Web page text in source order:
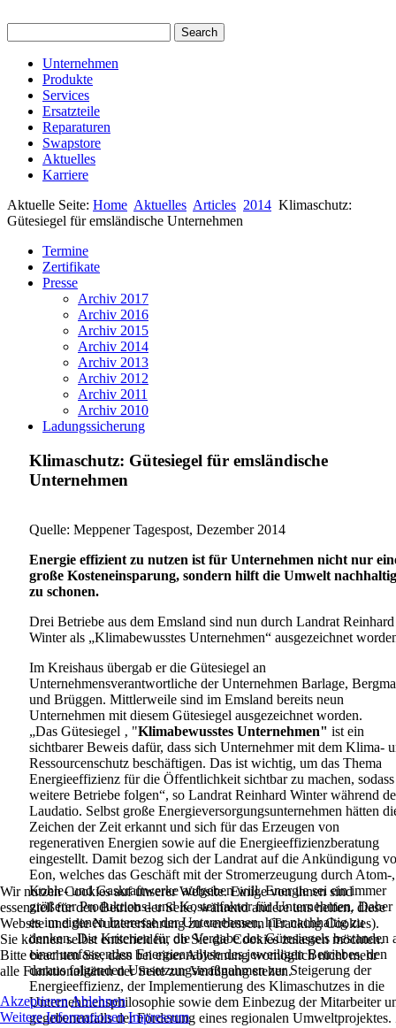
Unternehmen
Produkte
Services
Ersatzteile
Reparaturen
Swapstore
Aktuelles
Karriere
Aktuelle Seite: Home Aktuelles Articles 2014 Klimaschutz:
Gütesiegel für emsländische Unternehmen
Termine
Zertifikate
Presse
Archiv 2017
Archiv 2016
Archiv 2015
Archiv 2014
Archiv 2013
Archiv 2012
Archiv 2011
Archiv 2010
Ladungssicherung
Klimaschutz: Gütesiegel für emsländische
Unternehmen
Quelle: Meppener Tagespost, Dezember 2014
Energie effizient zu nutzen ist für Unternehmen nicht nur
große Kosteneinsparung, sondern hilft die Umwelt nachhaltig
zu schonen.
Drei Betriebe aus dem Emsland sind nun durch Landrat Reinhard
Winter als „Klimabewusstes Unternehmen“ ausgezeichnet
Im Kreishaus übergab er die Gütesiegel an
Unternehmensverantwortliche der Unternehmen Barlage,
und Brüggen. Mittlerweile sind im Emsland bereits neun
Unternehmen mit diesem Gütesiegel ausgezeichnet worden.
„Das Gütesiegel ‚ "Klimabewusstes Unternehmen" ist ein
sichtbarer Beweis dafür, dass sich Unternehmer mit dem Klima-
Ressourcenschutz beschäftigen. Das ist wichtig, um das Thema
Energieeffizienz für die Öffentlichkeit sichtbar zu machen, sodass
weitere Betriebe folgen“, so Landrat Reinhard Winter während
Laudatio. Selbst große Energieversorgungsunternehmen hätten
Zeichen der Zeit erkannt und sich für das Erzeugen von
regenerativen Energien sowie auf die Energieeffizienzberatung
eingestellt. Damit bezog sich der Landrat auf die Ankündigung
Eon, welches das Geschäft mit der Stromerzeugung durch Atom-,
Kohle- und Gaskraftwerke aufgeben will. Energie sei ein immer
größerer Produktions- und Kostenfaktor für Unternehmen. Daher
es im eigenen Interesse der Unternehmen, hier nachhaltig zu
denken. Die Kriterien für die Vergabe des Gütesiegels bestanden
einer umfassenden Energieanalyse des jeweiligen Betriebes, den
daraus folgenden Umsetzungsmaßnahmen zur Steigerung der
Energieeffizienz, der Implementierung des Klimaschutzes in die
Unternehmensphilosophie sowie dem Einbezug der Mitarbeiter
gegebenenfalls der Förderung eines regionalen Umweltprojektes.
Wir nutzen Cookies auf unserer Website. Einige von ihnen sind
essenziell für den Betrieb der Seite, während andere uns helfen, diese
Website und die Nutzererfahrung zu verbessern (Tracking Cookies).
Sie können selbst entscheiden, ob Sie die Cookies zulassen möchten.
Bitte beachten Sie, dass bei einer Ablehnung womöglich nicht mehr
alle Funktionalitäten der Seite zur Verfügung stehen.
Akzeptieren Ablehnen
Weitere Informationen Impressum